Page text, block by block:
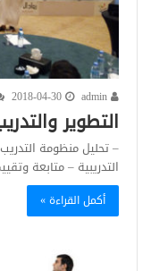
2018-04-30
التطوير
– تحليل منظومة
التدريبية – متابعة
أكمل القراءة »